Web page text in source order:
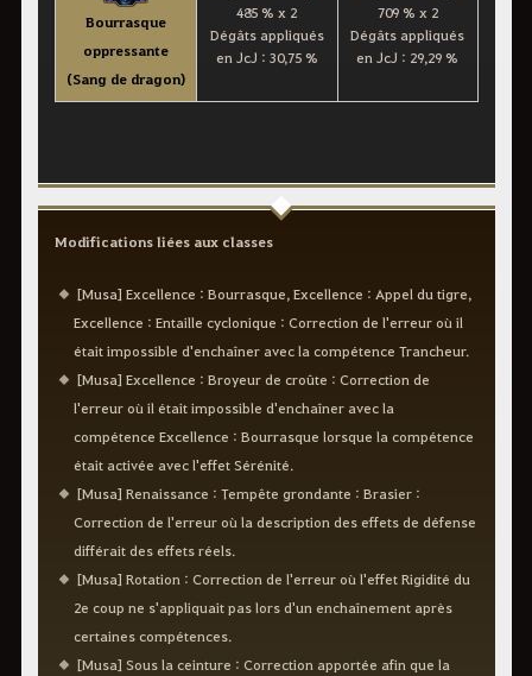
Bourrasque
oppressante
(Sang de dragon)
485 % x 2
Dégâts appliqués
en JcJ : 30,75 %
709 % x 2
Dégâts appliqués
en JcJ : 29,29 %
Modifications liées aux classes
[Musa] Excellence : Bourrasque, Excellence : Appel du tigre,
Excellence : Entaille cyclonique : Correction de l'erreur où il
était impossible d'enchaîner avec la compétence Trancheur.
[Musa] Excellence : Broyeur de croûte : Correction de
l'erreur où il était impossible d'enchaîner avec la
compétence Excellence : Bourrasque lorsque la compétence
était activée avec l'effet Sérénité.
[Musa] Renaissance : Tempête grondante : Brasier :
Correction de l'erreur où la description des effets de défense
différait des effets réels.
[Musa] Rotation : Correction de l'erreur où l'effet Rigidité du
2e coup ne s'appliquait pas lors d'un enchaînement après
certaines compétences.
[Musa] Sous la ceinture : Correction apportée afin que la